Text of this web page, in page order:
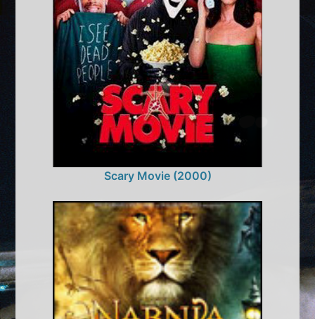
Scary Movie (2000)